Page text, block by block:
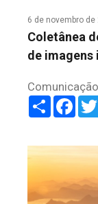
6 de novembro de
Coletânea
de imagens
Share